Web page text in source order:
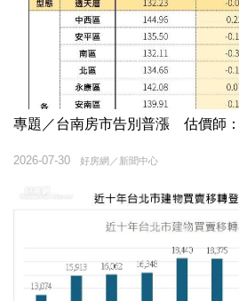
專題／台南房市告別普漲 估價師
好房網／新聞中心
2026-07-30